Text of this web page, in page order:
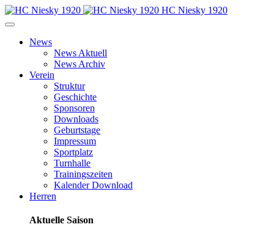
HC Niesky 1920
News
News Aktuell
News Archiv
Verein
Struktur
Geschichte
Sponsoren
Downloads
Geburtstage
Impressum
Sportplatz
Turnhalle
Trainingszeiten
Kalender Download
Herren
Aktuelle Saison